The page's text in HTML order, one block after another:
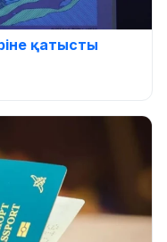
қатысты